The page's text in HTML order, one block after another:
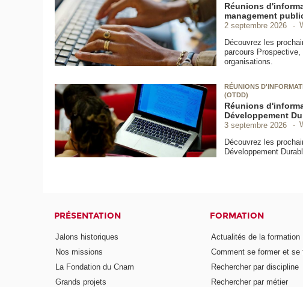
Réunions
management
2 septembre 2026
Découvrez les
parcours
organisations.
RÉUNIONS
(OTDD)
Réunions
Développement
3 septembre 2026
Découvrez les
Développement
PRÉSENTATION
Jalons historiques
Nos missions
La Fondation du Cnam
Grands projets
FORMATION
Actualités de la formation
Comment se former et se
Rechercher par discipline
Rechercher par métier